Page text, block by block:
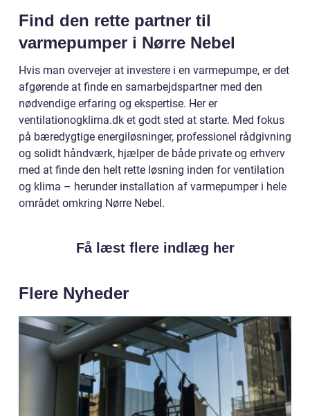
Find den rette partner til
varmepumper i Nørre Nebel
Hvis man overvejer at investere i en varmepumpe, er det
afgørende at finde en samarbejdspartner med den
nødvendige erfaring og ekspertise. Her er
ventilationogklima.dk et godt sted at starte. Med fokus
på bæredygtige energiløsninger, professionel rådgivning
og solidt håndværk, hjælper de både private og erhverv
med at finde den helt rette løsning inden for ventilation
og klima – herunder installation af varmepumper i hele
området omkring Nørre Nebel.
Få læst flere indlæg her
Flere Nyheder